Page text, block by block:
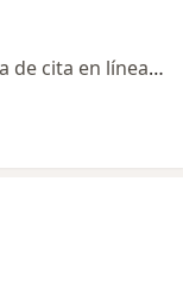
Este especialista no ofrece reserva de cita en línea en esta dirección.